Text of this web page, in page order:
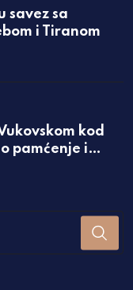
savez sa
i Tiranom
kod
pamćenje i
/video/